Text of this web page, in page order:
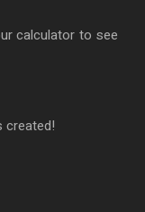
calculator to see
created!